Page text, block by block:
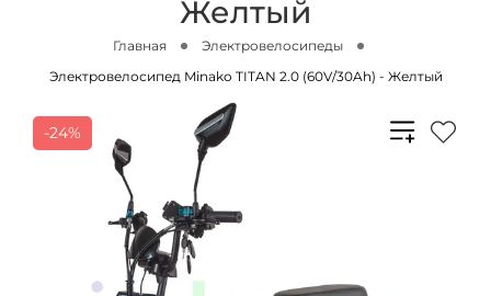
Желтый
Главная
Электровелосипеды
Электровелосипед Minako TITAN 2.0 (60V/30Ah) - Желтый
-24%